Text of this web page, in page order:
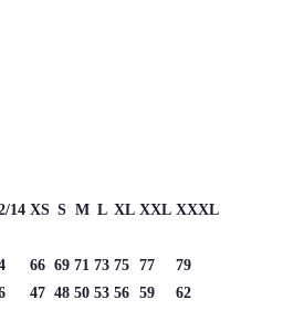
14 XS S M L XL XXL XXXL
66 69 71 73 75 77
79
47 48 50 53 56 59
62